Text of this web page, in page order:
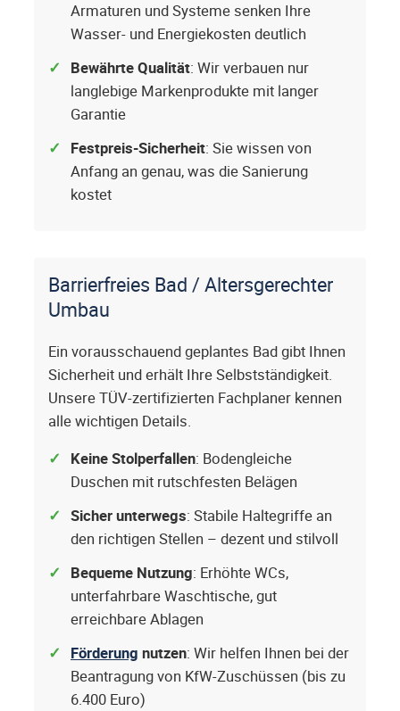
Armaturen und Systeme senken Ihre
Wasser- und Energiekosten deutlich
Bewährte Qualität: Wir verbauen nur
langlebige Markenprodukte mit langer
Garantie
Festpreis-Sicherheit: Sie wissen von
Anfang an genau, was die Sanierung
kostet
Barrierfreies Bad / Altersgerechter
Umbau
Ein vorausschauend geplantes Bad gibt Ihnen
Sicherheit und erhält Ihre Selbstständigkeit.
Unsere TÜV-zertifizierten Fachplaner kennen
alle wichtigen Details.
Keine Stolperfallen: Bodengleiche
Duschen mit rutschfesten Belägen
Sicher unterwegs: Stabile Haltegriffe an
den richtigen Stellen – dezent und stilvoll
Bequeme Nutzung: Erhöhte WCs,
unterfahrbare Waschtische, gut
erreichbare Ablagen
Förderung nutzen: Wir helfen Ihnen bei der
Beantragung von KfW-Zuschüssen (bis zu
6.400 Euro)